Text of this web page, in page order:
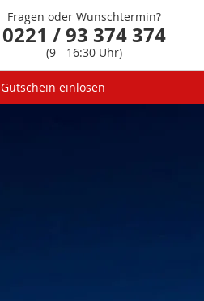
Fragen oder Wunschtermin?
0221 / 93 374 374
(9 - 16:30 Uhr)
Gutschein einlösen